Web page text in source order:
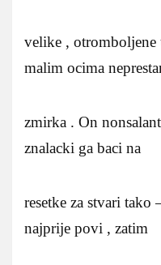
velike , otromboljene
malim ocima
zmirka . On
znalacki ga baci na
resetke za stvari tako
najprije povi , zatim